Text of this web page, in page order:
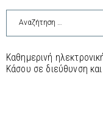
Καθημερινή
Κάσου σε διεύθυνση